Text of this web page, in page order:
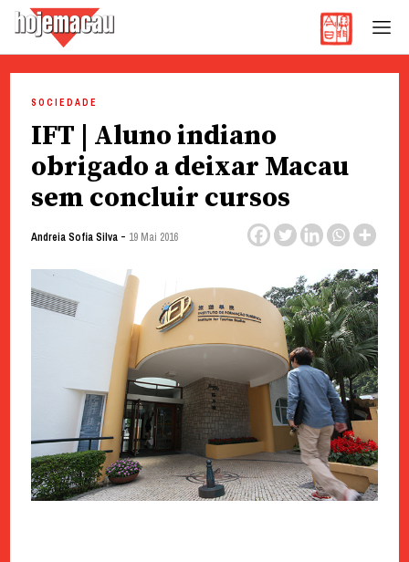
content
SOCIEDADE
IFT | Aluno indiano
obrigado a deixar Macau
sem concluir cursos
Andreia Sofia Silva- 19 Mai 2016